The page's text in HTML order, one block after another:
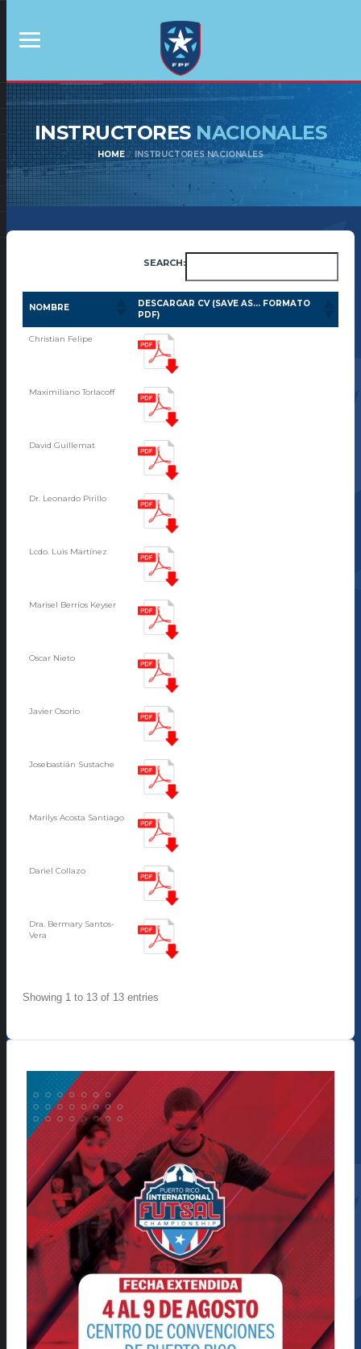
INSTRUCTORESNACIONALES
HOME INSTRUCTORES NACIONALES
SEARCH:
NOMBRE
DESCARGAR CV (SAVE AS... FORMATO
PDF)
Christian Felipe
Maximiliano Torlacoff
David Guillemat
Dr. Leonardo Pirillo
Lcdo. Luis Martínez
Marisel Berríos Keyser
Oscar Nieto
Javier Osorio
Josebastián Sustache
Marilys Acosta Santiago
Dariel Collazo
Dra. Bermary Santos-
Vera
Showing 1 to 13 of 13 entries